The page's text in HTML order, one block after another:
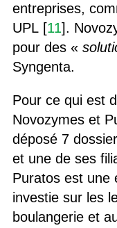
entreprises,
UPL [11].
pour des «
Syngenta.
Pour ce qui est
Novozymes et
déposé 7
et une de ses
Puratos est une
investie sur les
boulangerie et